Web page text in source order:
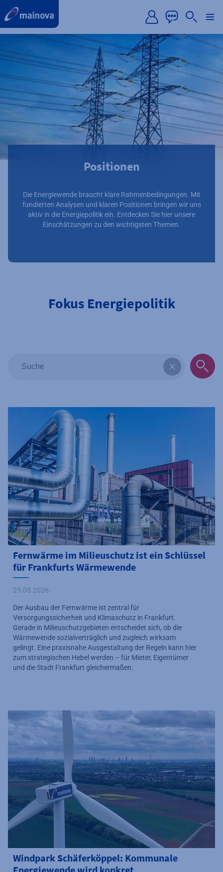
Positionen
Die Energiewende braucht klare Rahmenbedingungen. Mit
fundierten Analysen und klaren Positionen bringen wir uns
aktiv in die Energiepolitik ein. Entdecken Sie hier unsere
Einschätzungen zu den wichtigsten Themen.
Fokus Energiepolitik
Fernwärme im Milieuschutz ist ein Schlüssel
für Frankfurts Wärmewende
25.05.2026
Der Ausbau der Fernwärme ist zentral für
Versorgungssicherheit und Klimaschutz in Frankfurt.
Gerade in Milieuschutzgebieten entscheidet sich, ob die
Wärmewende sozialverträglich und zugleich wirksam
gelingt. Eine praxisnahe Ausgestaltung der Regeln kann hier
zum strategischen Hebel werden – für Mieter, Eigentümer
und die Stadt Frankfurt gleichermaßen.
Windpark Schäferköppel: Kommunale